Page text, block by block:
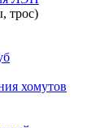
трос)
хомутов